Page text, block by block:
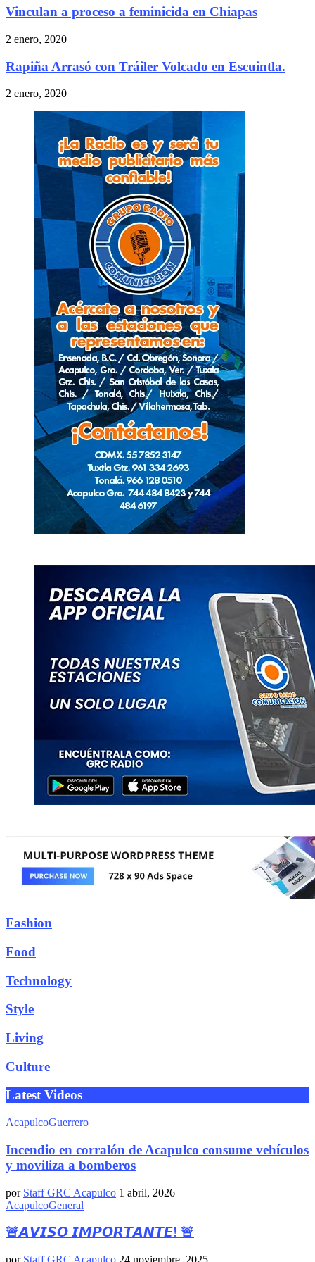
Vinculan a proceso a feminicida en Chiapas
2 enero, 2020
Rapiña Arrasó con Tráiler Volcado en Escuintla.
2 enero, 2020
Fashion
Food
Technology
Style
Living
Culture
Latest Videos
AcapulcoGuerrero
Incendio en corralón de Acapulco consume vehículos
y moviliza a bomberos
por Staff GRC Acapulco 1 abril, 2026
AcapulcoGeneral
🚨𝘼𝙑𝙄𝙎𝙊 𝙄𝙈𝙋𝙊𝙍𝙏𝘼𝙉𝙏𝙀! 🚨
por Staff GRC Acapulco 24 noviembre, 2025